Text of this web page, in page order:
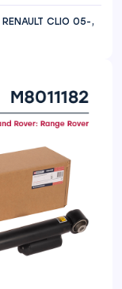
CLIO 05-,